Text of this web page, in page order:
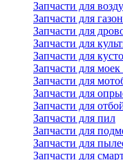
Запчасти для
Запчасти для
Запчасти для
Запчасти для
Запчасти для
Запчасти для
Запчасти для
Запчасти для
Запчасти для
Запчасти для пил
Запчасти для
Запчасти для
Запчасти для